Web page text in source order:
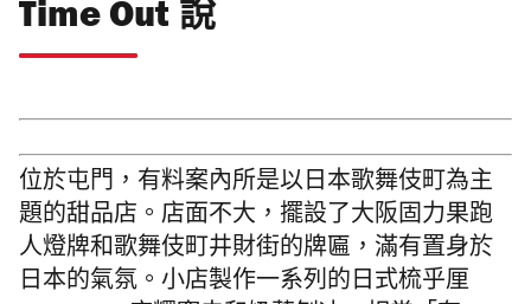
Time Out 說
位於屯門，有料案內所是以日本歌舞伎町為主
題的甜品店。店面不大，擺設了大阪固力果跑
人燈牌和歌舞伎町井財街的牌匾，滿有置身於
日本的氣氛。小店製作一系列的日式梳乎厘